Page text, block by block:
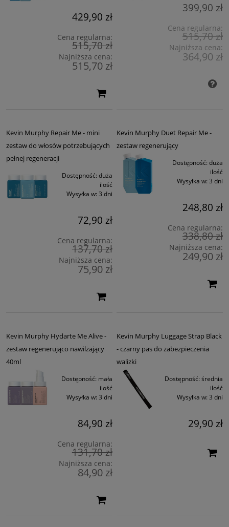
429,90 zł
Cena regularna:
515,70 zł
Najniższa cena:
515,70 zł
399,90 zł
Cena regularna:
515,70 zł
Najniższa cena:
364,90 zł
Kevin Murphy Repair Me - mini
zestaw do włosów potrzebujących
pełnej regeneracji
Dostępność: duża
ilość
Wysyłka w: 3 dni
72,90 zł
Cena regularna:
137,70 zł
Najniższa cena:
75,90 zł
Kevin Murphy Duet Repair Me -
zestaw regenerujący
Dostępność: duża
ilość
Wysyłka w: 3 dni
248,80 zł
Cena regularna:
338,80 zł
Najniższa cena:
249,90 zł
Kevin Murphy Hydarte Me Alive -
zestaw regenerująco nawilżający
40ml
Dostępność: mała
ilość
Wysyłka w: 3 dni
84,90 zł
Cena regularna:
131,70 zł
Najniższa cena:
84,90 zł
Kevin Murphy Luggage Strap Black
- czarny pas do zabezpieczenia
walizki
Dostępność: średnia
ilość
Wysyłka w: 3 dni
29,90 zł